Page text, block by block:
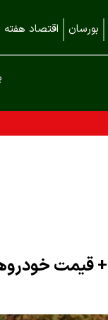
بورسان اقتصاد هفته